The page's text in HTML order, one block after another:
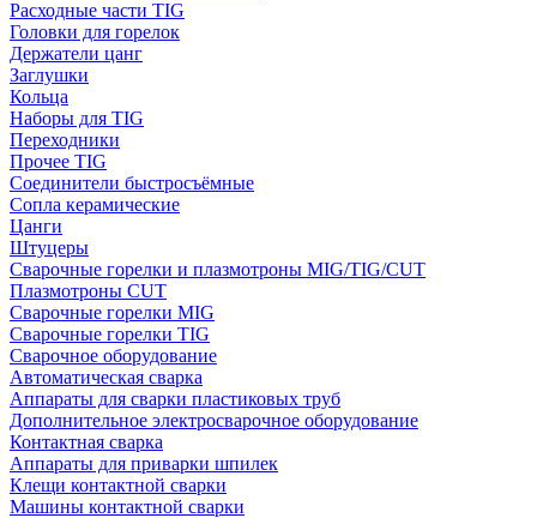
Расходные части TIG
Головки для горелок
Держатели цанг
Заглушки
Кольца
Наборы для TIG
Переходники
Прочее TIG
Соединители быстросъёмные
Сопла керамические
Цанги
Штуцеры
Сварочные горелки и плазмотроны MIG/TIG/CUT
Плазмотроны CUT
Сварочные горелки MIG
Сварочные горелки TIG
Сварочное оборудование
Автоматическая сварка
Аппараты для сварки пластиковых труб
Дополнительное электросварочное оборудование
Контактная сварка
Аппараты для приварки шпилек
Клещи контактной сварки
Машины контактной сварки